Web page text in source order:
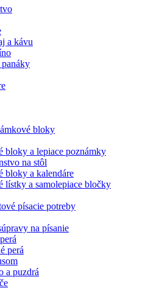
a kávu
bloky
bloky a lepiace poznámky
na stôl
bloky a kalendáre
lístky a samolepiace bločky
písacie potreby
na písanie
perá
a puzdrá